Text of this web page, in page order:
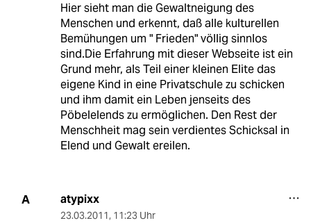
Hier sieht man die Gewaltneigung des
Menschen und erkennt, daß alle kulturellen
Bemühungen um " Frieden" völlig sinnlos
sind.Die Erfahrung mit dieser Webseite ist ein
Grund mehr, als Teil einer kleinen Elite das
eigene Kind in eine Privatschule zu schicken
und ihm damit ein Leben jenseits des
Pöbelelends zu ermöglichen. Den Rest der
Menschheit mag sein verdientes Schicksal in
Elend und Gewalt ereilen.
A atypixx
23.03.2011, 11:23 Uhr